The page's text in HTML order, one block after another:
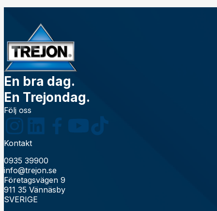
En bra dag.
En Trejondag.
Följ oss
Kontakt
0935 39900
info@trejon.se
Företagsvägen 9
911 35 Vännäsby
SVERIGE